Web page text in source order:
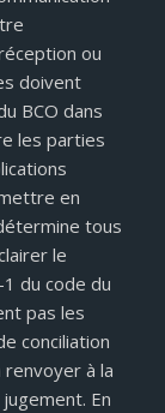
ou
doivent
BCO dans
les parties
en
tous
le
du code du
pas les
conciliation
renvoyer à la
En